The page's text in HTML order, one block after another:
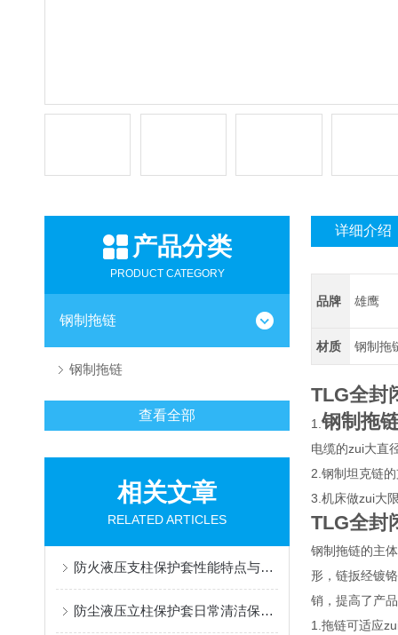
产品分类
PRODUCT CATEGORY
钢制拖链
钢制拖链
查看全部
相关文章
RELATED ARTICLES
防火液压支柱保护套性能特点与阻燃防护应用
防尘液压立柱保护套日常清洁保养与更换规范
详细介绍
品牌 雄鹰
材质 钢制拖
TLG全封
1.钢制拖
电缆的zui大直
2.钢制坦克链
3.机床做zui大
TLG全封
钢制拖链的主
形，链扳经镀
销，提高了产
1.拖链可适应